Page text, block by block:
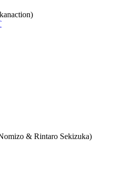
& Rintaro Sekizuka)